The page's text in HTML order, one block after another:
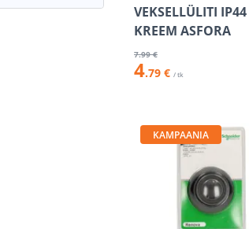
VEKSELLÜLITI
KREEM ASFORA
7.99 €
4.79 € / tk
KAMPAANIA